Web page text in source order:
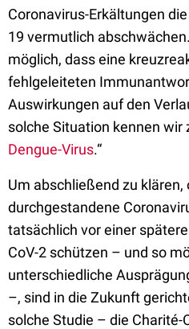
Coronavirus-Erkältungen
19 vermutlich
möglich, dass eine
fehlgeleiteten
Auswirkungen auf den
solche Situation kennen wir
Dengue-Virus.“
Um abschließend zu
durchgestandene
tatsächlich vor einer
CoV-2 schützen – und so
unterschiedliche
–, sind in die Zukunft
solche Studie – die